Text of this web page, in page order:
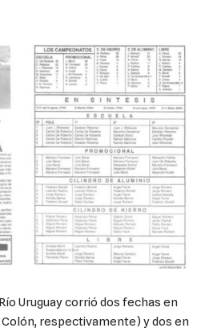
Uruguay corrió dos fechas en
Colón, respectivamente) y dos en